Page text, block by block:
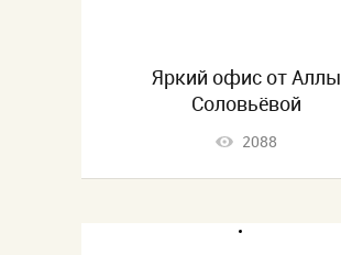
Яркий офис от Аллы
Соловьёвой
2088